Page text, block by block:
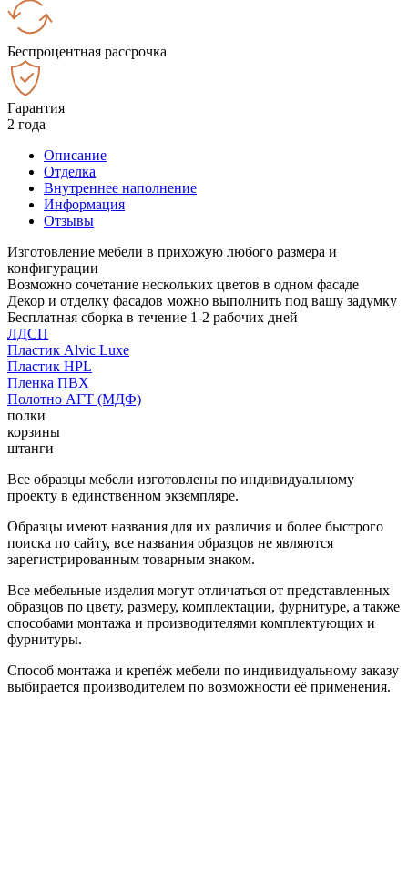
Беспроцентная рассрочка
Гарантия
2 года
Описание
Отделка
Внутреннее наполнение
Информация
Отзывы
Изготовление мебели в прихожую любого размера и
конфигурации
Возможно сочетание нескольких цветов в одном фасаде
Декор и отделку фасадов можно выполнить под вашу задумку
Бесплатная сборка в течение 1-2 рабочих дней
ЛДСП
Пластик Alvic Luxe
Пластик HPL
Пленка ПВХ
Полотно АГТ (МДФ)
полки
корзины
штанги
Все образцы мебели изготовлены по индивидуальному
проекту в единственном экземпляре.
Образцы имеют названия для их различия и более быстрого
поиска по сайту, все названия образцов не являются
зарегистрированным товарным знаком.
Все мебельные изделия могут отличаться от представленных
образцов по цвету, размеру, комплектации, фурнитуре, а также
способами монтажа и производителями комплектующих и
фурнитуры.
Способ монтажа и крепёж мебели по индивидуальному заказу
выбирается производителем по возможности её применения.